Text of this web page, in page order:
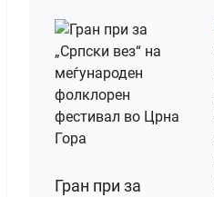
Гран при за